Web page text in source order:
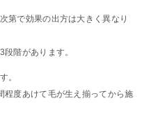
第で効果の出方は大きく異なり
階があります。
。
程度あけて毛が生え揃ってから施